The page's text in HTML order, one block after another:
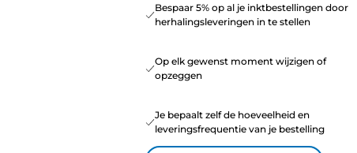
Bespaar 5% op al je inktbestellingen door
herhalingsleveringen in te stellen
Op elk gewenst moment wijzigen of
opzeggen
Je bepaalt zelf de hoeveelheid en
leveringsfrequentie van je bestelling